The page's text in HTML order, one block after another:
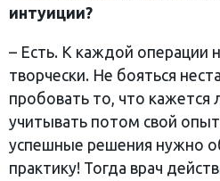
интуиции?
– Есть. К каждой операции
творчески. Не бояться
пробовать то, что
учитывать потом свой
успешные решения нужно
практику! Тогда врач